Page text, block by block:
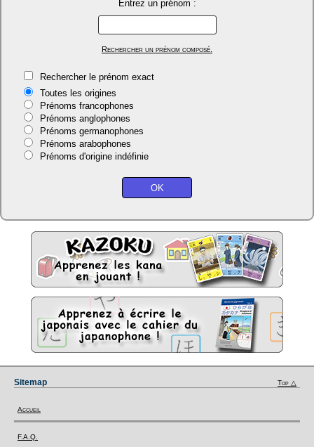
Entrez un prénom :
Rechercher un prénom composé.
Rechercher le prénom exact
Toutes les origines
Prénoms francophones
Prénoms anglophones
Prénoms germanophones
Prénoms arabophones
Prénoms d'origine indéfinie
Sitemap Top △
Accueil
F.A.Q.